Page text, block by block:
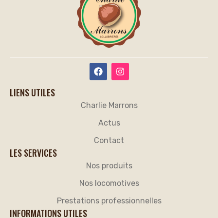
LIENS UTILES
Charlie Marrons
Actus
Contact
LES SERVICES
Nos produits
Nos locomotives
Prestations professionnelles
INFORMATIONS UTILES